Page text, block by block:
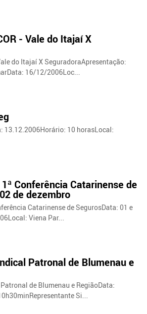
- Vale do Itajaí X
do Itajaí X SeguradoraApresentação:
16/12/2006Loc...
13.12.2006Horário: 10 horasLocal:
Conferência Catarinense de
de dezembro
Catarinense de SegurosData: 01 e
Viena Par...
Patronal de Blumenau e
de Blumenau e RegiãoData:
Si...